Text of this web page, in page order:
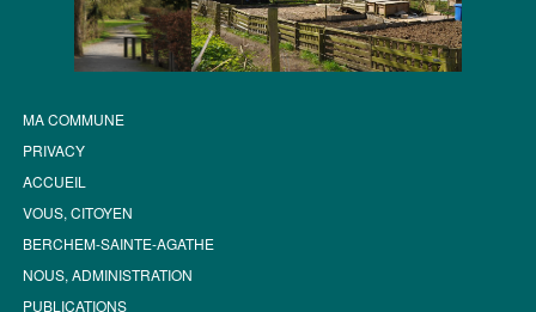
MA COMMUNE
PRIVACY
ACCUEIL
VOUS, CITOYEN
BERCHEM-SAINTE-AGATHE
NOUS, ADMINISTRATION
PUBLICATIONS